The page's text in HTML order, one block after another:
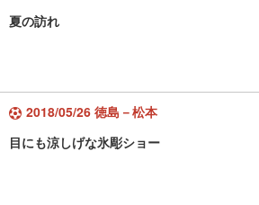
夏の訪れ
2018/05/26 徳島－松本
目にも涼しげな氷彫ショー